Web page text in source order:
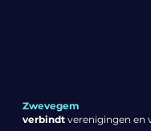
Zwevegem
verbindt verenigingen en